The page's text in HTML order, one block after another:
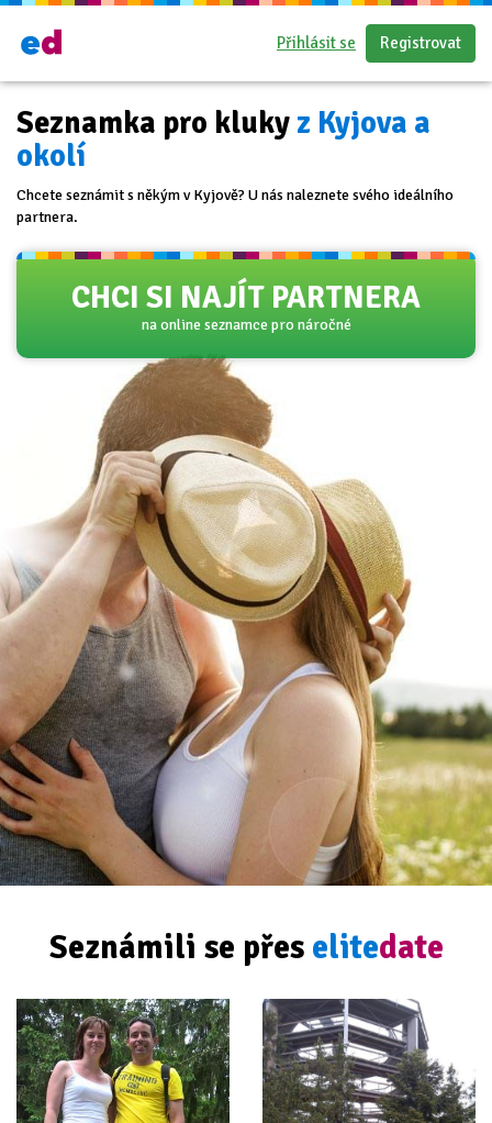
Přihlásit se Registrovat
Seznamka pro kluky z Kyjova a
okolí
Chcete seznámit s někým v Kyjově? U nás naleznete svého ideálního
partnera.
CHCI SI NAJÍT PARTNERA
na online seznamce pro náročné
Seznámili se přes elitedate